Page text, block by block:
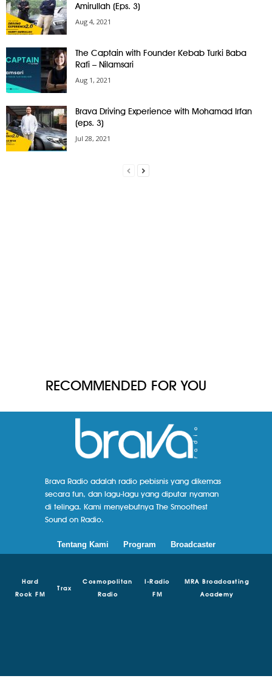
Amirullah (Eps. 3)
Aug 4, 2021
The Captain with Founder Kebab Turki Baba
Rafi – Nilamsari
Aug 1, 2021
Brava Driving Experience with Mohamad Irfan
(eps. 3)
Jul 28, 2021
RECOMMENDED FOR YOU
Brava Radio adalah radio pebisnis yang dikemas
secara fun, dan lagu-lagu yang diputar nyaman
di telinga. Kami menyebutnya The Smoothest
Sound on Radio.
Tentang Kami Program Broadcaster
Hard
Rock FM
Trax
Cosmopolitan
Radio
I-Radio
FM
MRA Broadcasting
Academy